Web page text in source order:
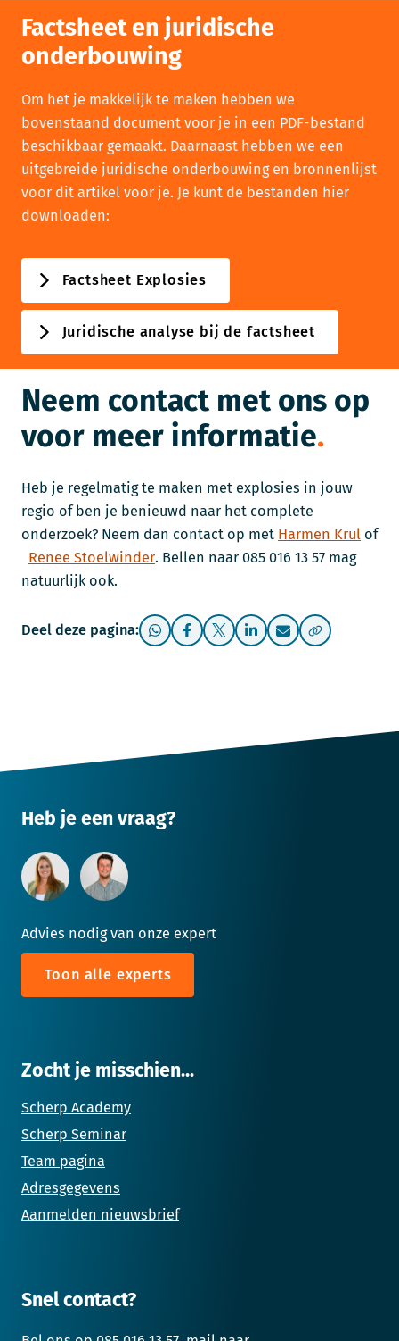
Factsheet en juridische
onderbouwing
Om het je makkelijk te maken hebben we
bovenstaand document voor je in een PDF-bestand
beschikbaar gemaakt. Daarnaast hebben we een
uitgebreide juridische onderbouwing en bronnenlijst
voor dit artikel voor je. Je kunt de bestanden hier
downloaden:
Factsheet Explosies
Juridische analyse bij de factsheet
Neem contact met ons op
voor meer informatie
Heb je regelmatig te maken met explosies in jouw
regio of ben je benieuwd naar het complete
onderzoek? Neem dan contact op met Harmen Krul of
Renee Stoelwinder. Bellen naar 085 016 13 57 mag
natuurlijk ook.
Deel deze pagina:
Heb je een vraag?
Advies nodig van onze expert
Toon alle experts
Zocht je misschien...
Scherp Academy
Scherp Seminar
Team pagina
Adresgegevens
Aanmelden nieuwsbrief
Snel contact?